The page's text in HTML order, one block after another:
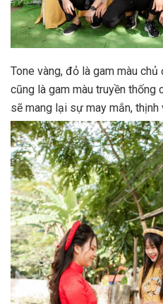
Tone vàng, đỏ là gam màu
cũng là gam màu truyền
sẽ mang lại sự may mắn, thịnh